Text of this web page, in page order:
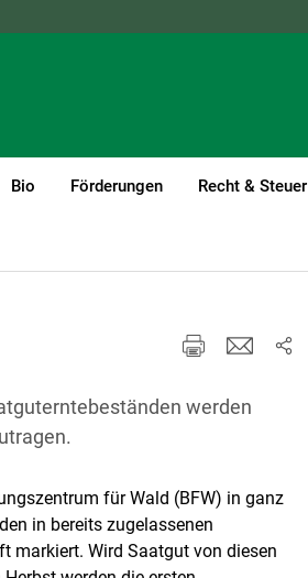
Bio Förderungen Recht & Steuer
werden
für Wald (BFW) in ganz
in bereits zugelassenen
markiert. Wird Saatgut von diesen